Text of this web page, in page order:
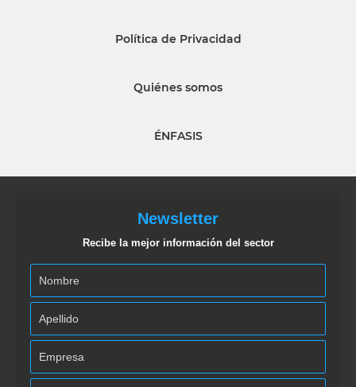
Política de Privacidad
Quiénes somos
ÉNFASIS
Newsletter
Recibe la mejor información del sector